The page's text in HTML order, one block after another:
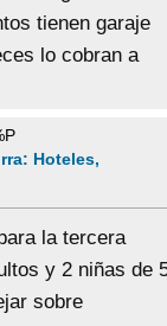
tienen garaje
lo cobran a
Hoteles,
la tercera
y 2 niñas de
sobre